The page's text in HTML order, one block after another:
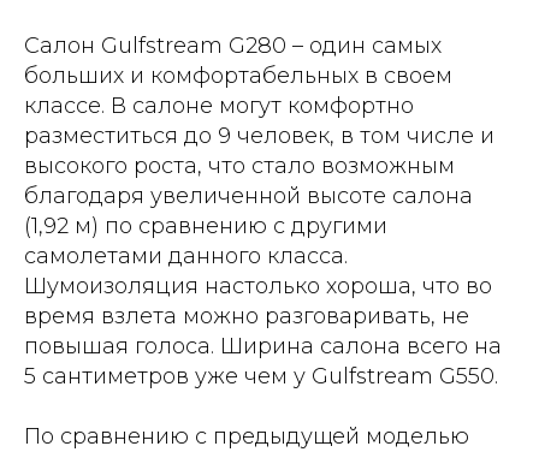
Салон Gulfstream G280 – один самых
больших и комфортабельных в своем
классе. В салоне могут комфортно
разместиться до 9 человек, в том числе и
высокого роста, что стало возможным
благодаря увеличенной высоте салона
(1,92 м) по сравнению с другими
самолетами данного класса.
Шумоизоляция настолько хороша, что во
время взлета можно разговаривать, не
повышая голоса. Ширина салона всего на
5 сантиметров уже чем у Gulfstream G550.
По сравнению с предыдущей моделью